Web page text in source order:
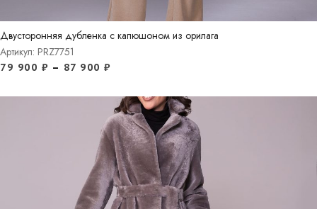
Двусторонняя дубленка с капюшоном из орилага
Артикул: PRZ7751
79 900 ₽ – 87 900 ₽